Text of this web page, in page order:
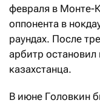
февраля в Монте-
оппонента в
раундах. После
арбитр остановил
казахстанца.
В июне Головкин